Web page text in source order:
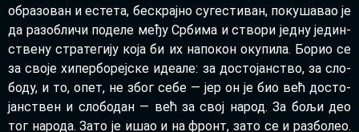
обра­зо­ван и есте­та, бес­крај­но су­ге­сти­ван, по­ку­ша­вао је
да раз­об­ли­чи по­де­ле ме­ђу Ср­би­ма и ство­ри јед­ну је­дин­
стве­ну стра­те­ги­ју ко­ја би их на­по­кон оку­пи­ла. Бо­рио се
за сво­је хи­пер­бо­реј­ске иде­а­ле: за до­сто­јан­ство, за сло­
бо­ду, и то, опет, не због се­бе — јер он је био већ до­сто­
јан­ствен и сло­бо­дан — већ за свој на­род. За бо­љи део
тог на­ро­да. За­то је ишао и на фронт, за­то се и раз­бо­лео.